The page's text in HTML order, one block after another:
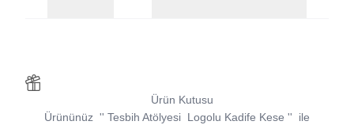
Ürün Kutusu
Ürününüz '' Tesbih Atölyesi Logolu Kadife Kese ''
ile